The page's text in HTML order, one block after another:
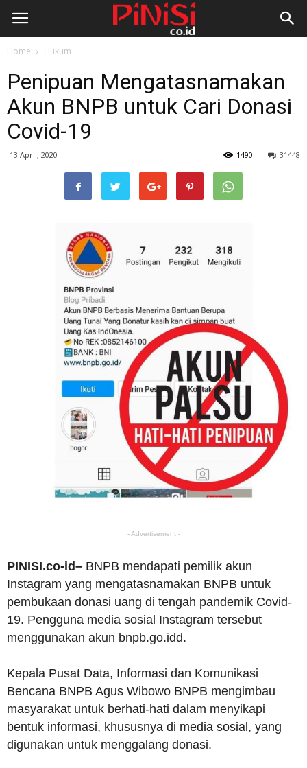
Home Hukum
Penipuan Mengatasnamakan
Akun BNPB untuk Cari Donasi
Covid-19
13 April, 2020 31448
1490
- Advertisement -
PINISI.co-id– BNPB mendapati pemilik akun
Instagram yang mengatasnamakan BNPB untuk
pembukaan donasi uang di tengah pandemik Covid-
19. Pengguna media sosial Instagram tersebut
menggunakan akun bnpb.go.idd.
Kepala Pusat Data, Informasi dan Komunikasi
Bencana BNPB Agus Wibowo BNPB mengimbau
masyarakat untuk berhati-hati dalam menyikapi
bentuk informasi, khususnya di media sosial, yang
digunakan untuk menggalang donasi.